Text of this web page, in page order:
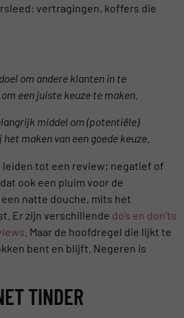
vertragingen, koffers die
doel om andere klantenin te
om een juiste keuze te maken.
middel om (potentiële)
het makenvan een goede keuze.
leiden tot een review; negatief of
ook een pluim voor de
natte douche, mits het
Er zijn verschillende do’s en don’ts
. Maar de hoofdregel die lijkt te
bent en blijft. Negeren is
TINDER